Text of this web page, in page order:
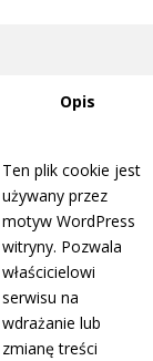
Opis
Ten plik cookie jest
używany przez
motyw WordPress
witryny. Pozwala
właścicielowi
serwisu na
wdrażanie lub
zmianę treści